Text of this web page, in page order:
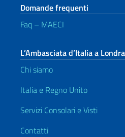
Domande frequenti
Faq – MAECI
L’Ambasciata d’Italia a Londra
Chi siamo
Italia e Regno Unito
Servizi Consolari e Visti
Contatti